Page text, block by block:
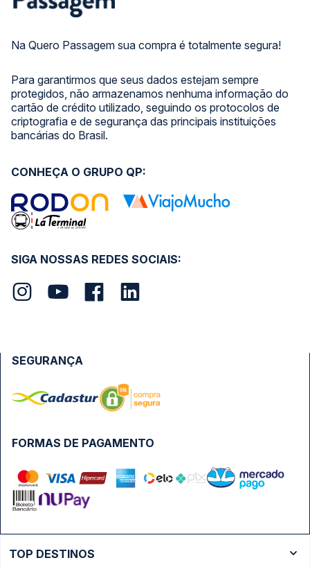
Na Quero Passagem sua compra é totalmente segura!
Para garantirmos que seus dados estejam sempre
protegidos, não armazenamos nenhuma informação do
cartão de crédito utilizado, seguindo os protocolos de
criptografia e de segurança das principais instituições
bancárias do Brasil.
SIGA NOSSAS REDES SOCIAIS:
CONHEÇA O GRUPO QP:
FORMAS DE PAGAMENTO
SEGURANÇA
TOP DESTINOS